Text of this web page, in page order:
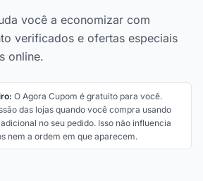
você a economizar com
verificados e ofertas especiais
online.
O Agora Cupom é gratuito para você.
das lojas quando você compra usando
no seu pedido. Isso não influencia
nem a ordem em que aparecem.